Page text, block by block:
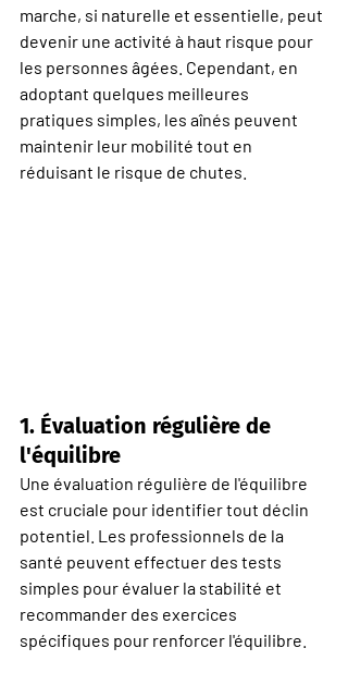
marche, si naturelle et essentielle, peut
devenir une activité à haut risque pour
les personnes âgées. Cependant, en
adoptant quelques meilleures
pratiques simples, les aînés peuvent
maintenir leur mobilité tout en
réduisant le risque de chutes.
1. Évaluation régulière de
l'équilibre
Une évaluation régulière de l'équilibre
est cruciale pour identifier tout déclin
potentiel. Les professionnels de la
santé peuvent effectuer des tests
simples pour évaluer la stabilité et
recommander des exercices
spécifiques pour renforcer l'équilibre.